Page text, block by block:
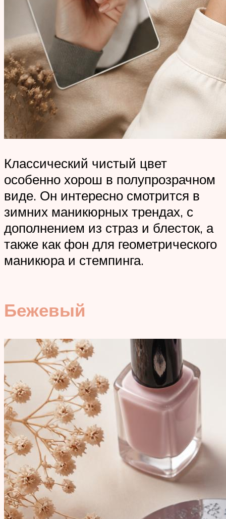
Классический чистый цвет
особенно хорош в полупрозрачном
виде. Он интересно смотрится в
зимних маникюрных трендах, с
дополнением из страз и блесток, а
также как фон для геометрического
маникюра и стемпинга.
Бежевый